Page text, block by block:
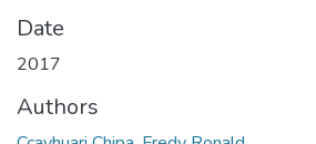
Date
2017
Authors